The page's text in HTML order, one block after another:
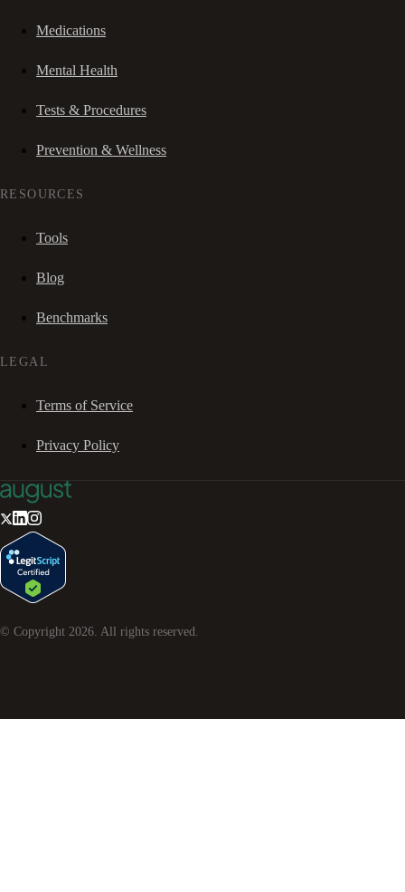
Medications
Mental Health
Tests & Procedures
Prevention & Wellness
RESOURCES
Tools
Blog
Benchmarks
LEGAL
Terms of Service
Privacy Policy
© Copyright 2026 . All rights reserved.